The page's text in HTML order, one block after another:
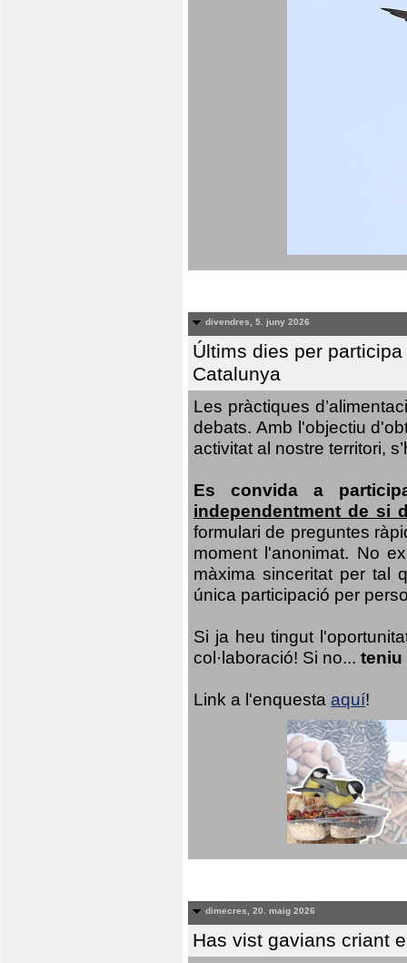
divendres, 5. juny 2026
Últims dies per
Catalunya
Les pràctiques
debats. Amb l'objectiu
activitat al nostre territori,
Es convida a
independentment de si
formulari de preguntes
moment l'anonimat. No
màxima sinceritat per tal
única participació per
Si ja heu tingut
col·laboració! Si no... teniu
Link a l'enquesta aquí!
dimecres, 20. maig 2026
Has vist gavians criant